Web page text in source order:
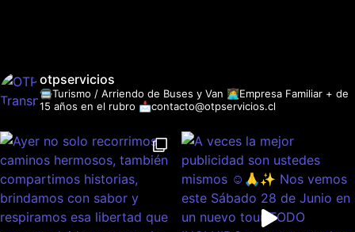
otpservicios
🚍Turismo / Arriendo de Buses y Van 👩‍💻Empresa Familiar + de
15 años en el rubro 📩contacto@otpservicios.cl